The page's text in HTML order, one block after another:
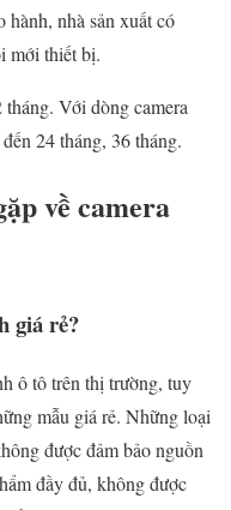
nhà sản xuất có
mới thiết bị.
Với dòng camera
24 tháng, 36 tháng.
về camera
giá rẻ?
ô tô trên thị trường, tuy
mẫu giá rẻ. Những loại
được đảm bảo nguồn
đầy đủ, không được